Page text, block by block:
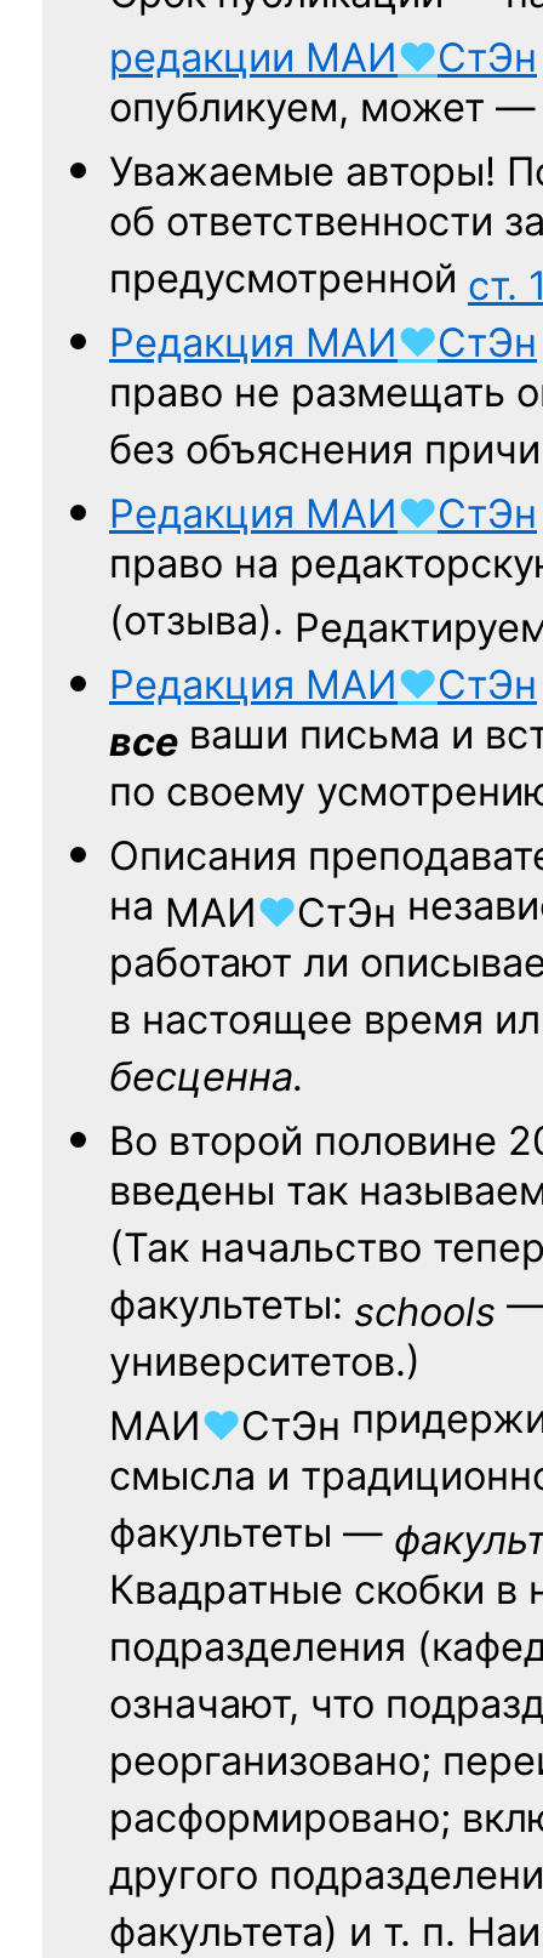
редакции МАИ♥СтЭн
опубликуем, может
Уважаемые авторы!
об ответственности
предусмотренной ст.
Редакция МАИ♥СтЭн
право не размещать
без объяснения
Редакция МАИ♥СтЭн
право на
(отзыва).
Редакция МАИ♥СтЭн
все ваши письма и
по своему
Описания
на МАИ♥СтЭн
работают ли
в настоящее время
бесценна.
Во второй половине
введены так
(Так начальство
факультеты: schools —
университетов.)
МАИ♥СтЭн
смысла и
факультеты —
Квадратные скобки в
подразделения
означают, что
реорганизовано;
расформировано;
другого
факультета) и т. п.